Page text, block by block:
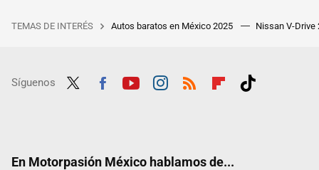
TEMAS DE INTERÉS Autos baratos en México 2025 Nissan V-Drive
Síguenos
En Motorpasión México hablamos de...